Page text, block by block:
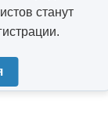
станут